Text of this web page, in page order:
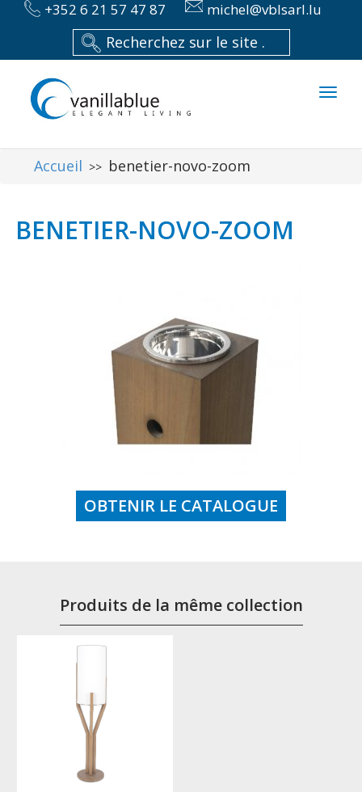
+352 6 21 57 47 87 michel@vblsarl.lu
Accueil >> benetier-novo-zoom
BENETIER-NOVO-ZOOM
OBTENIR LE CATALOGUE
Produits de la même collection